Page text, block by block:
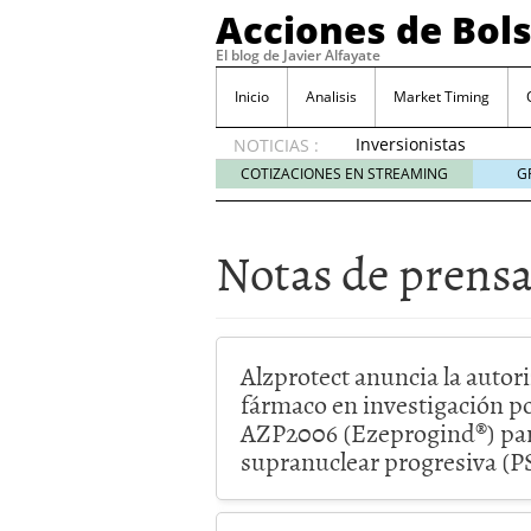
Acciones de
El blog de Javier Alfayate
Inicio Analisis Market Timing
NOTICIAS :
Inversionistas
VIP en
México
interés
por SIFX
mayo 8,
2026
noviembre 30, 2024
Entendiendo los ETF de
Dividend Kings:
noviembre 12, 2024
Descubre RealAdvisor:
inmobiliarias
COTIZACIONES EN STREAMING
Notas de
Alzprotect anuncia la
fármaco en investigación
AZP2006 (Ezeprogind®)
supranuclear progresiva